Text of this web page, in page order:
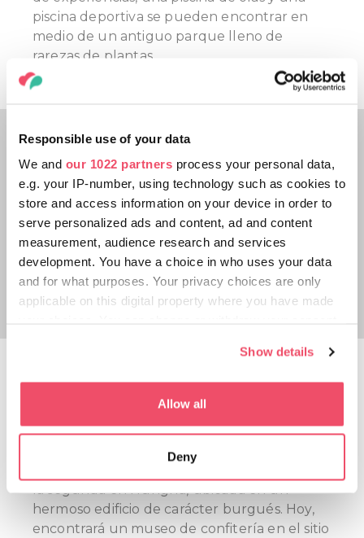
Responsible use of your data
We and our 1022 partners process your personal data,
e.g. your IP-number, using technology such as cookies to
store and access information on your device in order to
serve personalized ads and content, ad and content
measurement, audience research and services
development. You have a choice in who uses your data
and for what purposes. Your privacy choices are only
applicable on this digital property where you have made
If you allow, we would also like to:
which can be accurate to within several meters
Identify your device by actively scanning it for
specific characteristics (fingerprinting)
Find out more about how your personal data is processed
and set your preferences in the
details section
Show details
Allow all
Deny
piscina deportiva se pueden encontrar en
medio de un antiguo parque lleno de
rarezas de plantas.
Un lugar de peregrinaje ineludible en Gyula.
¡Y esto no es una exageración! El antiguo
lugar que huele a pastel desde hace 180
la segunda en Hungría, ubicada en un
hermoso edificio de carácter burgués. Hoy,
encontrará un museo de confitería en el sitio